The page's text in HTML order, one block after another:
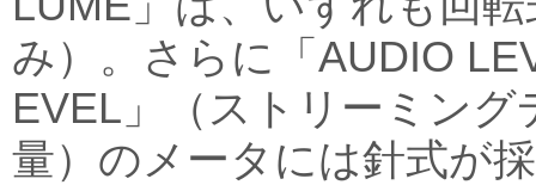
み）。さらに「AUDIO
EVEL」（ストリーミン
量）のメータには針式が